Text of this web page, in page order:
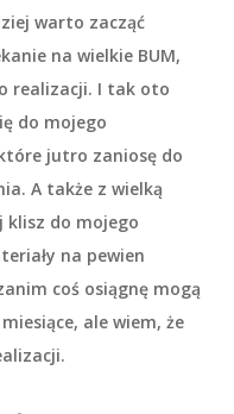
warto zacząć
na wielkie BUM,
realizacji. I tak oto
do mojego
jutro zaniosę do
A także z wielką
klisz do mojego
na pewien
coś osiągnę mogą
ale wiem, że